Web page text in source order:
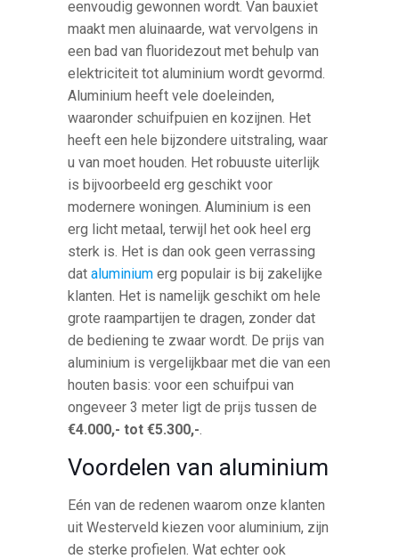
eenvoudig gewonnen wordt. Van bauxiet
maakt men aluinaarde, wat vervolgens in
een bad van fluoridezout met behulp van
elektriciteit tot aluminium wordt gevormd.
Aluminium heeft vele doeleinden,
waaronder schuifpuien en kozijnen. Het
heeft een hele bijzondere uitstraling, waar
u van moet houden. Het robuuste uiterlijk
is bijvoorbeeld erg geschikt voor
modernere woningen. Aluminium is een
erg licht metaal, terwijl het ook heel erg
sterk is. Het is dan ook geen verrassing
dataluminium erg populair is bij zakelijke
klanten. Het is namelijk geschikt om hele
grote raampartijen te dragen, zonder dat
de bediening te zwaar wordt. De prijs van
aluminium is vergelijkbaar met die van een
houten basis: voor een schuifpui van
ongeveer 3 meter ligt de prijs tussen de
€4.000,- tot €5.300,-.
Voordelen van aluminium
Eén van de redenen waarom onze klanten
uit Westerveld kiezen voor aluminium, zijn
de sterke profielen. Wat echter ook